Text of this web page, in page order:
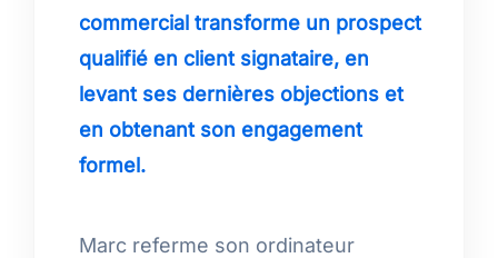
commercial transforme un prospect
qualifié en client signataire, en
levant ses dernières objections et
en obtenant son engagement
formel.
Marc referme son ordinateur